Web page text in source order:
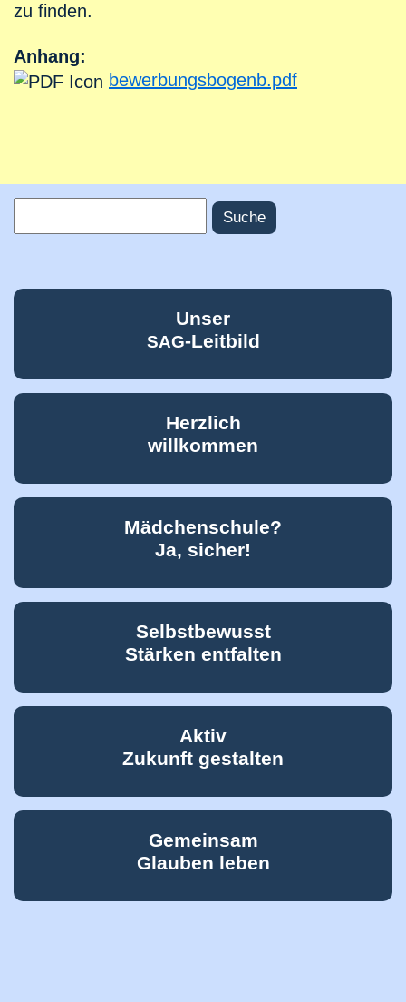
zu finden.
Anhang:
bewerbungsbogenb.pdf
Unser
SAG-Leitbild
Herzlich
willkommen
Mädchenschule?
Ja, sicher!
Selbstbewusst
Stärken entfalten
Aktiv
Zukunft gestalten
Gemeinsam
Glauben leben